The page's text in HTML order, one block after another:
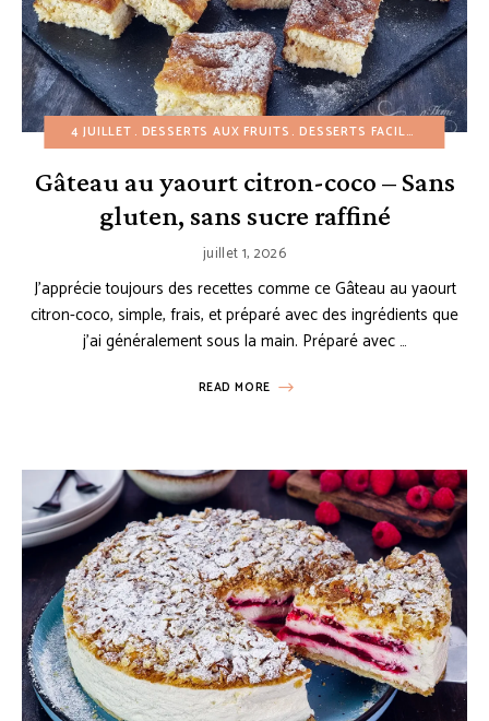
4 JUILLET DESSERTS AUX FRUITS DESSERTS FACILES ÉTÉ
Gâteau au yaourt citron-coco – Sans
gluten, sans sucre raffiné
juillet 1, 2026
J’apprécie toujours des recettes comme ce Gâteau au yaourt
citron-coco, simple, frais, et préparé avec des ingrédients que
j’ai généralement sous la main. Préparé avec …
READ MORE